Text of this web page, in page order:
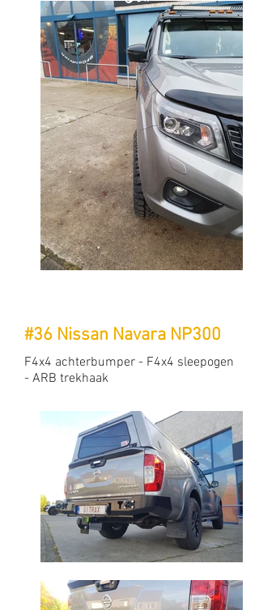
#36 Nissan Navara NP300
F4x4 achterbumper - F4x4 sleepogen
- ARB trekhaak